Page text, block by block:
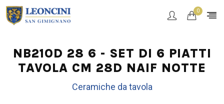
0
NB210D 28 6 - SET DI 6 PIATTI
TAVOLA CM 28D NAIF NOTTE
Ceramiche da tavola